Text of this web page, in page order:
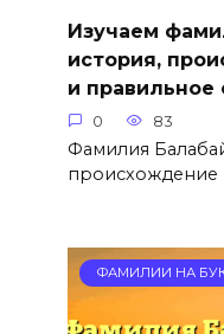
Изучаем
история,
и правильное
0 83
Фамилия
происхождение
ФАМИЛИИ НА